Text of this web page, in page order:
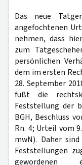
Das neue
angefochtenen
nehmen, dass
zum
persönlichen
dem im ersten
28. September
fußt die
Feststellung der
BGH, Beschluss
Rn. 4; Urteil vom
mwN). Daher
Feststellungen